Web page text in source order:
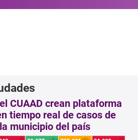
CUAAD crean plataforma
tiempo real de casos de
municipio del país